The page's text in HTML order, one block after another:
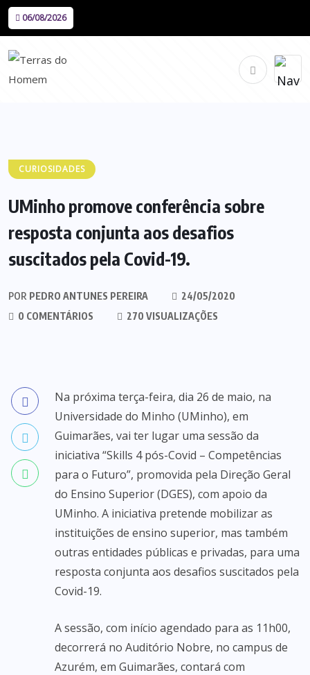
06/08/2026
CURIOSIDADES
UMinho promove conferência sobre
resposta conjunta aos desafios
suscitados pela Covid-19.
POR PEDRO ANTUNES PEREIRA
24/05/2020
0 COMENTÁRIOS
270 VISUALIZAÇÕES
Na próxima terça-feira, dia 26 de maio, na
Universidade do Minho (UMinho), em
Guimarães, vai ter lugar uma sessão da
iniciativa “Skills 4 pós-Covid – Competências
para o Futuro”, promovida pela Direção Geral
do Ensino Superior (DGES), com apoio da
UMinho. A iniciativa pretende mobilizar as
instituições de ensino superior, mas também
outras entidades públicas e privadas, para uma
resposta conjunta aos desafios suscitados pela
Covid-19.
A sessão, com início agendado para as 11h00,
decorrerá no Auditório Nobre, no campus de
Azurém, em Guimarães, contará com